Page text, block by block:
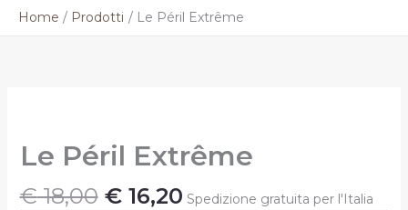
Home Prodotti Le Péril Extrême
Le Péril Extrême
€18,00
originale
era:
€ 18,00.
€16,20
attuale
è:
Spedizione gratuita per l'Italia
quantità